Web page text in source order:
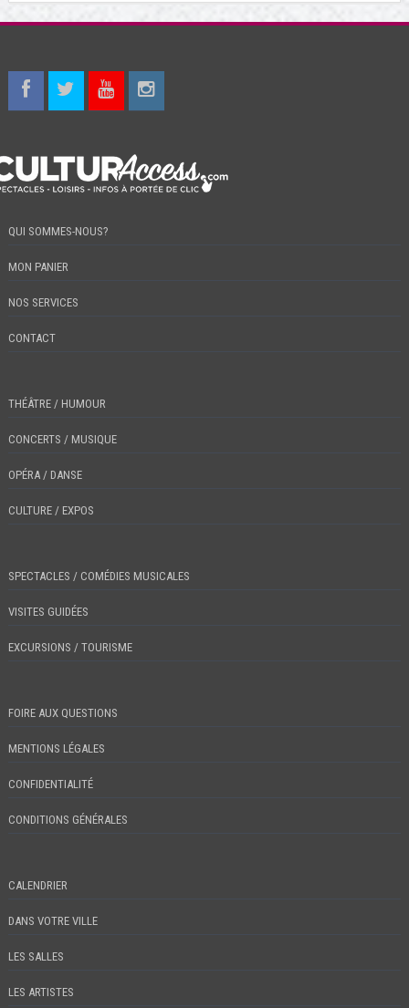
QUI SOMMES-NOUS?
MON PANIER
NOS SERVICES
CONTACT
THÉÂTRE / HUMOUR
CONCERTS / MUSIQUE
OPÉRA / DANSE
CULTURE / EXPOS
SPECTACLES / COMÉDIES MUSICALES
VISITES GUIDÉES
EXCURSIONS / TOURISME
FOIRE AUX QUESTIONS
MENTIONS LÉGALES
CONFIDENTIALITÉ
CONDITIONS GÉNÉRALES
CALENDRIER
DANS VOTRE VILLE
LES SALLES
LES ARTISTES